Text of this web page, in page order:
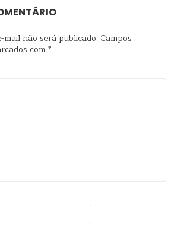
mail não será publicado. Campos
com*